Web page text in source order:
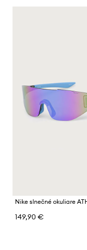
Nike slnečné okuliare
149,90 €